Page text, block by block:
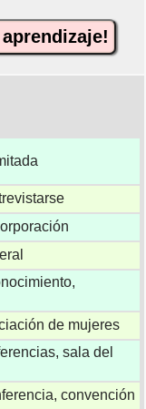
de mujeres
sala del
convención